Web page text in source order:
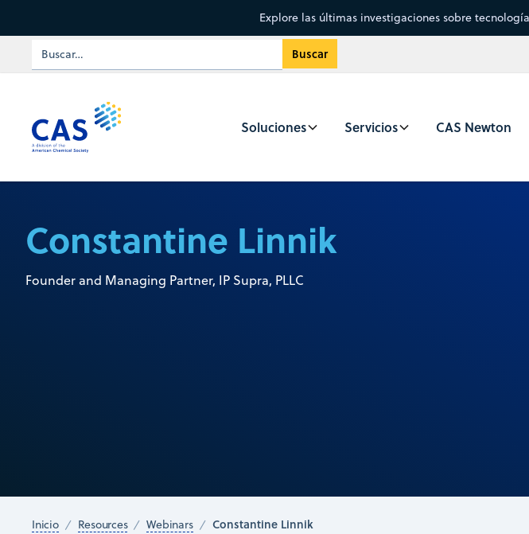
Explore las últimas investigaciones sobre
Soluciones Servicios CAS Newton
Constantine Linnik
Founder and Managing Partner, IP Supra, PLLC
Inicio Resources Webinars Constantine Linnik